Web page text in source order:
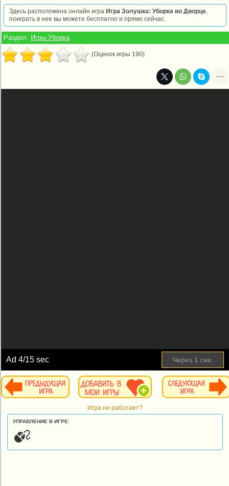
Здесь расположена онлайн игра Игра Золушка: Уборка во Дворце,
поиграть в нее вы можете бесплатно и прямо сейчас.
Раздел: Игры Уборка
(Оценок игры 190)
Ad4/15 sec Через 1 сек.
Игра не работает?
УПРАВЛЕНИЕ В ИГРЕ: